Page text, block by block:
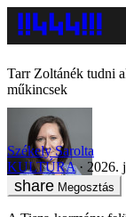
Tarr Zoltánék tudni
műkincsek
Székely Sarolta
KULTÚRA
2026.
Megosztás